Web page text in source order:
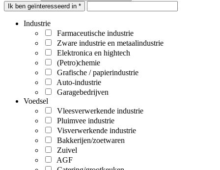
Ik ben geïnteresseerd in *
Industrie
Farmaceutische industrie
Zware industrie en metaalindustrie
Elektronica en hightech
(Petro)chemie
Grafische / papierindustrie
Auto-industrie
Garagebedrijven
Voedsel
Vleesverwerkende industrie
Pluimvee industrie
Visverwerkende industrie
Bakkerijen/zoetwaren
Zuivel
AGF